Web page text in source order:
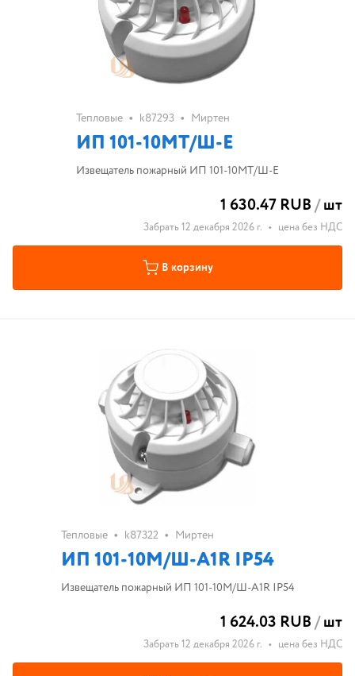
Тепловые • k87293 • Миртен
ИП 101-10МТ/Ш-E
Извещатель пожарный ИП 101-10МТ/Ш-E
1 630.47 RUB/шт
Забрать 12 декабря 2026 г. • цена без НДС
В корзину
Тепловые • k87322 • Миртен
ИП 101-10М/Ш-A1R IP54
Извещатель пожарный ИП 101-10М/Ш-A1R IP54
1 624.03 RUB/шт
Забрать 12 декабря 2026 г. • цена без НДС